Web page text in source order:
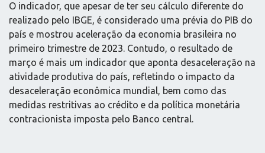
O indicador, que apesar de ter seu cálculo diferente do
realizado pelo IBGE, é considerado uma prévia do PIB do
país e mostrou aceleração da economia brasileira no
primeiro trimestre de 2023. Contudo, o resultado de
março é mais um indicador que aponta desaceleração na
atividade produtiva do país, refletindo o impacto da
desaceleração econômica mundial, bem como das
medidas restritivas ao crédito e da política monetária
contracionista imposta pelo Banco central.